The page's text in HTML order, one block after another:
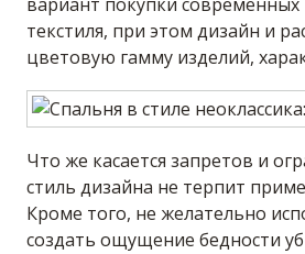
текстиля, при этом дизайн и
цветовую гамму изделий,
Что же касается запретов и
стиль дизайна не терпит
Кроме того, не желательно
создать ощущение бедности